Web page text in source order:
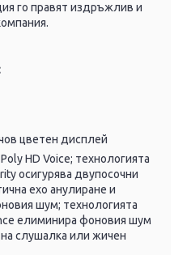
го правят издръжлив и
цветен дисплей
HD Voice; технологията
осигурява двупосочни
ехо анулиране и
шум; технологията
елиминира фоновия шум
слушалка или жичен